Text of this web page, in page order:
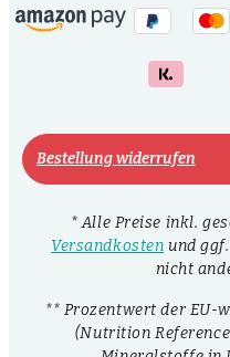
Bestellung widerrufen
* Alle Preise inkl.
Versandkosten und
nicht
** Prozentwert der EU-
(Nutrition